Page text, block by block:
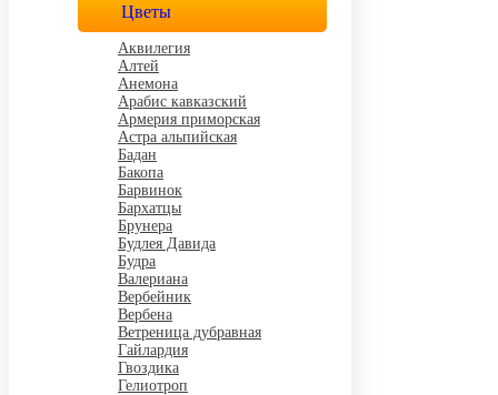
Цветы
Аквилегия
Алтей
Анемона
Арабис кавказский
Армерия приморская
Астра альпийская
Бадан
Бакопа
Барвинок
Бархатцы
Брунера
Будлея Давида
Будра
Валериана
Вербейник
Вербена
Ветреница дубравная
Гайлардия
Гвоздика
Гелиотроп